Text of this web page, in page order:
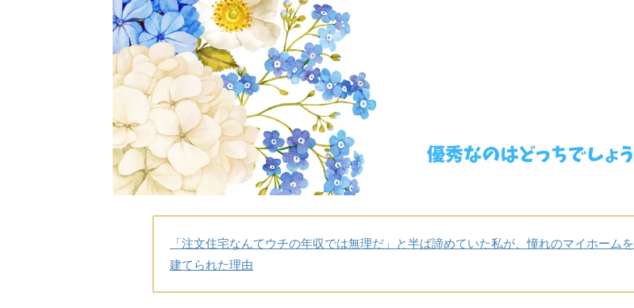
「注文住宅なんてウチの年収では無理だ」と半ば諦めていた私が、憧れのマイホームを
建てられた理由